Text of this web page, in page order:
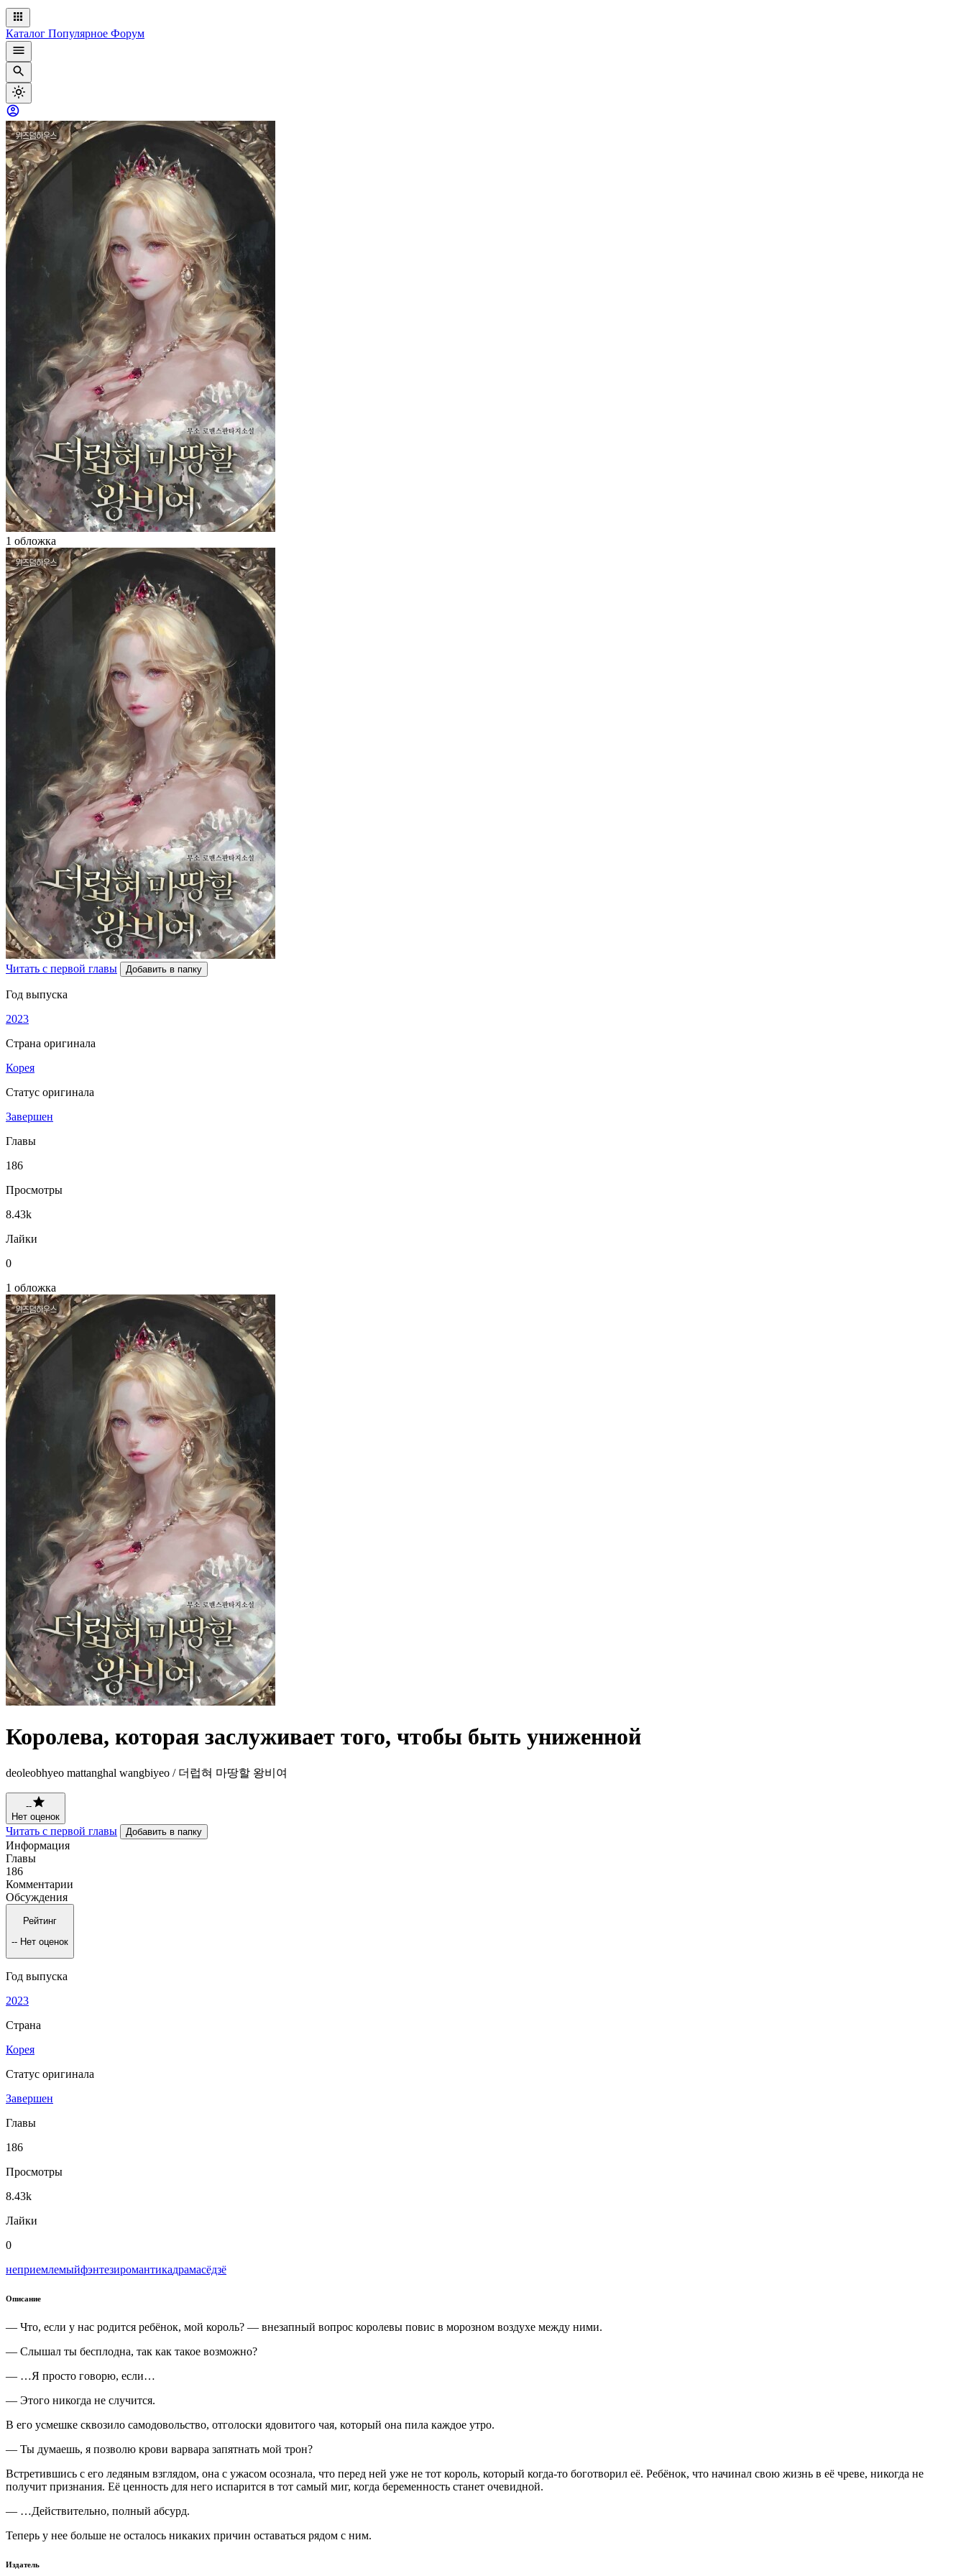
Каталог Популярное Форум
1 обложка
Читать с первой главы Добавить в папку
Год выпуска
2023
Страна оригинала
Корея
Статус оригинала
Завершен
Главы
186
Просмотры
8.43k
Лайки
0
1 обложка
Королева, которая заслуживает того, чтобы быть униженной
deoleobhyeo mattanghal wangbiyeo / 더럽혀 마땅할 왕비여
--
Нет оценок
Читать с первой главы Добавить в папку
Информация
Главы
186
Комментарии
Обсуждения
Рейтинг
-- Нет оценок
Год выпуска
2023
Страна
Корея
Статус оригинала
Завершен
Главы
186
Просмотры
8.43k
Лайки
0
неприемлемыйфэнтезиромантикадрамасёдзё
Описание
— Что, если у нас родится ребёнок, мой король? — внезапный вопрос королевы повис в морозном воздухе между ними.
— Слышал ты бесплодна, так как такое возможно?
— …Я просто говорю, если…
— Этого никогда не случится.
В его усмешке сквозило самодовольство, отголоски ядовитого чая, который она пила каждое утро.
— Ты думаешь, я позволю крови варвара запятнать мой трон?
Встретившись с его ледяным взглядом, она с ужасом осознала, что перед ней уже не тот король, который когда-то боготворил её. Ребёнок, что начинал свою жизнь в её чреве, никогда не
получит признания. Её ценность для него испарится в тот самый миг, когда беременность станет очевидной.
— …Действительно, полный абсурд.
Теперь у нее больше не осталось никаких причин оставаться рядом с ним.
Издатель